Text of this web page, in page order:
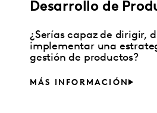
Desarrollo de
¿Serías capaz de dirigir,
implementar una
gestión de productos?
MÁS INFORMACIÓN